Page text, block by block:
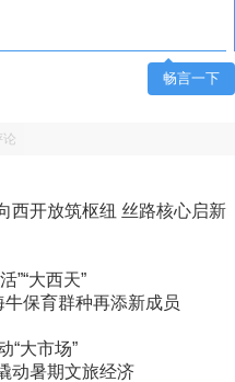
畅言一下
论
西开放筑枢纽 丝路核心启新
”“大西天”
牛保育群种再添新成员
“大市场”
动暑期文旅经济